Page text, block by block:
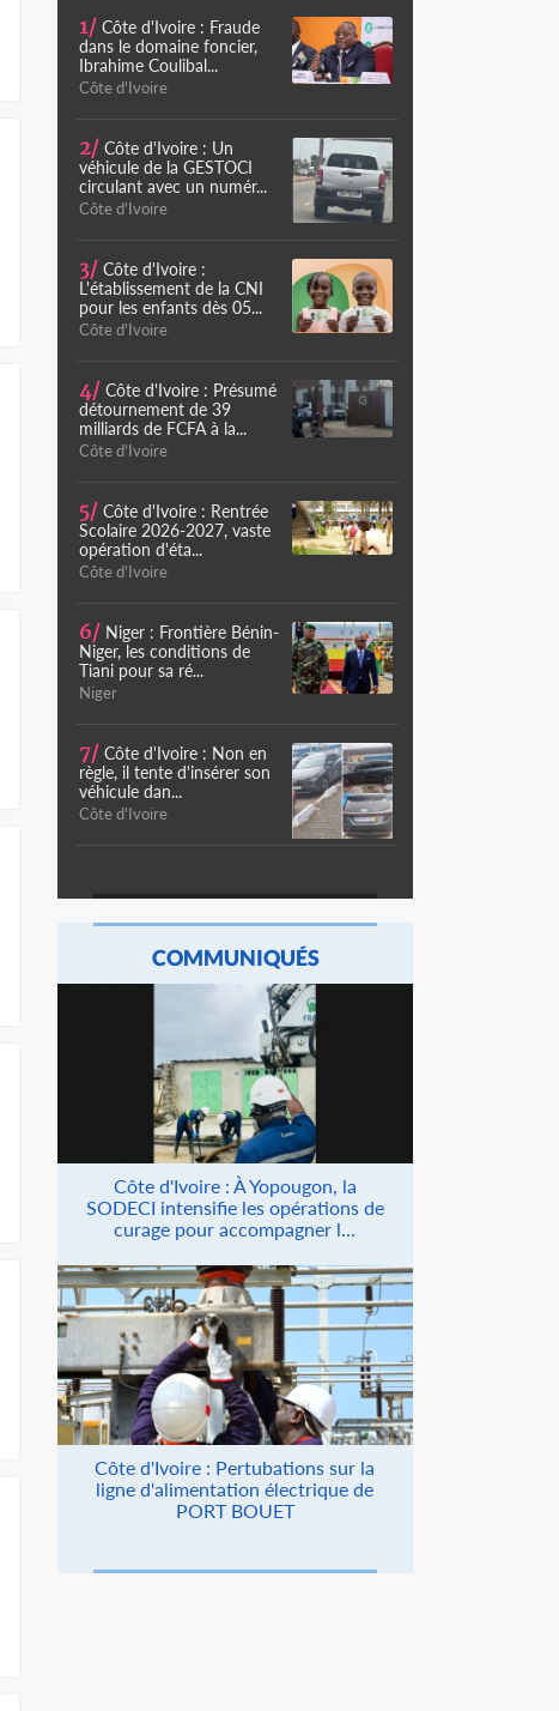
1/ Côte d'Ivoire : Fraude
dans le domaine foncier,
Ibrahime Coulibal...
Côte d'Ivoire
2/ Côte d'Ivoire : Un
véhicule de la GESTOCI
circulant avec un numér...
Côte d'Ivoire
3/ Côte d'Ivoire :
L'établissement de la CNI
pour les enfants dès 05...
Côte d'Ivoire
4/ Côte d'Ivoire : Présumé
détournement de 39
milliards de FCFA à la...
Côte d'Ivoire
5/ Côte d'Ivoire : Rentrée
Scolaire 2026-2027, vaste
opération d'éta...
Côte d'Ivoire
6/ Niger : Frontière Bénin-
Niger, les conditions de
Tiani pour sa ré...
Niger
7/ Côte d'Ivoire : Non en
règle, il tente d'insérer son
véhicule dan...
Côte d'Ivoire
COMMUNIQUÉS
Côte d'Ivoire : À Yopougon, la
SODECI intensifie les opérations de
curage pour accompagner l...
Côte d'Ivoire : Pertubations sur la
ligne d'alimentation électrique de
PORT BOUET